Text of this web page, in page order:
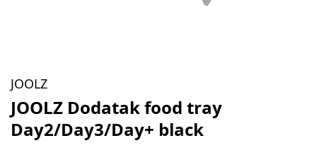
JOOLZ
JOOLZ Dodatak food tray
Day2/Day3/Day+ black